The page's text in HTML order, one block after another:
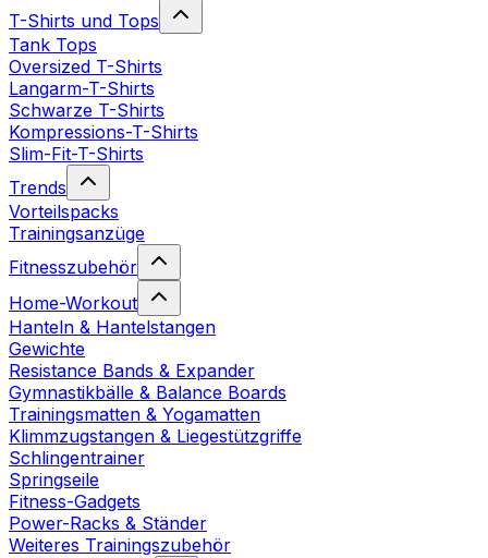
T-Shirts und Tops
Tank Tops
Oversized T-Shirts
Langarm-T-Shirts
Schwarze T-Shirts
Kompressions-T-Shirts
Slim-Fit-T-Shirts
Trends
Vorteilspacks
Trainingsanzüge
Fitnesszubehör
Home-Workout
Hanteln & Hantelstangen
Gewichte
Resistance Bands & Expander
Gymnastikbälle & Balance Boards
Trainingsmatten & Yogamatten
Klimmzugstangen & Liegestützgriffe
Schlingentrainer
Springseile
Fitness-Gadgets
Power-Racks & Ständer
Weiteres Trainingszubehör